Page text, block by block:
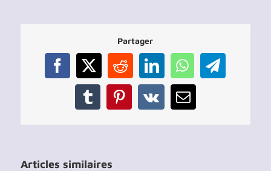
1
Partager
Facebook
X RedditLinkedInWhatsAppTelegram
TumblrPinterest
Vk Email
Articles similaires